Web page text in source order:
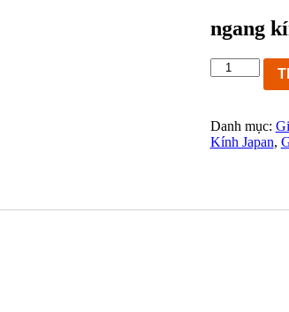
ngang
KC9253:
Gọng
GUN
SP-
JAPAN
Danh mục:
Kính Japan,